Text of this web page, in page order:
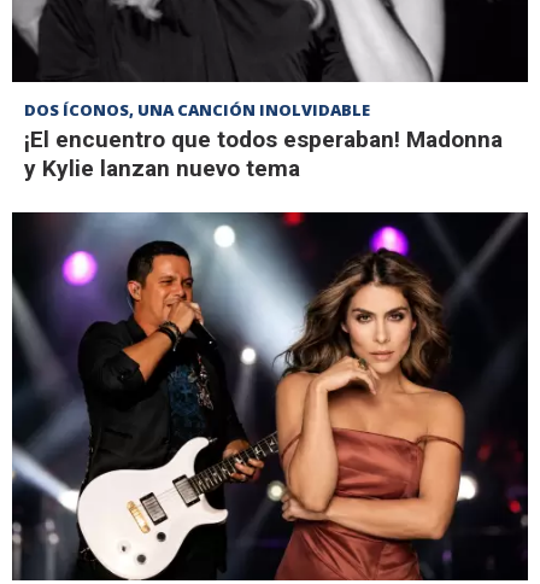
DOS ÍCONOS, UNA CANCIÓN INOLVIDABLE
¡El encuentro que todos esperaban! Madonna
y Kylie lanzan nuevo tema